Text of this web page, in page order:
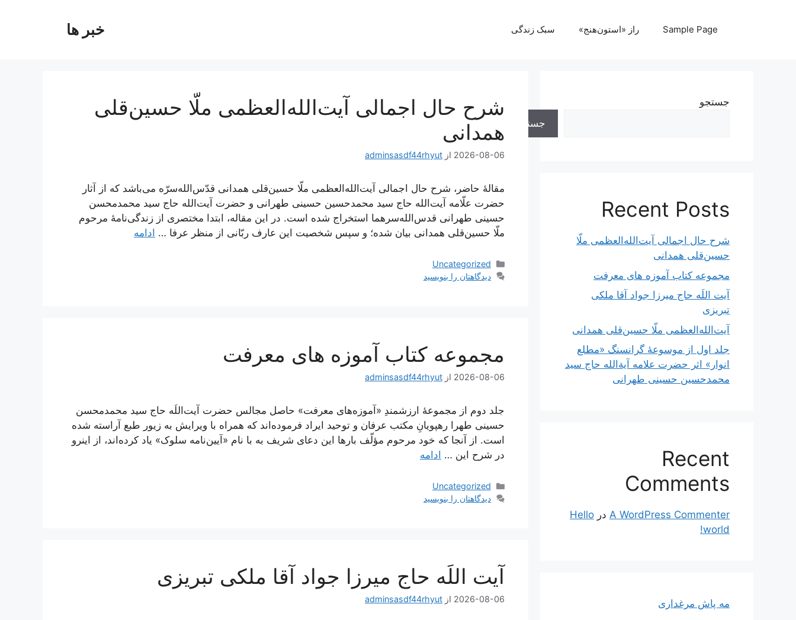
خبر ها Sample Page راز «استون‌هنج» سبک زندگی
شرح حال اجمالی آیت‌الله‌العظمی ملّا حسین‌قلی
همدانی
2026-08-06 از adminsasdf44rhyut
مقالۀ حاضر، شرح حال اجمالی آیت‌الله‌العظمی ملّا حسین‌قلی همدانی قدّس‌الله‌سرّه می‌باشد که از آثار
حضرت علّامه آیت‌الله حاج سید محمدحسین حسینی طهرانی و حضرت آیت‌الله حاج سید محمدمحسن
حسینی طهرانی قدس‌الله‌سرهما استخراج شده است. در این مقاله، ابتدا مختصری از زندگی‌نامۀ مرحوم
ملّا حسین‌قلی همدانی بیان شده؛ و سپس شخصیت این عارف ربّانی از منظر عرفا … ادامه
دسته‌ها
Uncategorized
دیدگاهتان را بنویسید
مجموعه کتاب آموزه های معرفت
2026-08-06 از adminsasdf44rhyut
جلد دوم از مجموعۀ ارزشمندِ «آموزه‌های معرفت» حاصل مجالس حضرت آیت‌اللَه حاج سید محمدمحسن
حسینی طهرا رهپویانِ مکتب عرفان و توحید ایراد فرموده‌اند که همراه با ویرایش به زیور طبع آراسته شده
است. از آنجا که خود مرحوم مؤلّف بارها این دعای شریف به با نام «آیین‌نامه سلوک» یاد کرده‌اند، از اینرو
در شرح این … ادامه
دسته‌ها
Uncategorized
دیدگاهتان را بنویسید
آیت اللَه حاج میرزا جواد آقا ملکی تبریزی
2026-08-06 از adminsasdf44rhyut
جستجو
جستجو
Recent Posts
شرح حال اجمالی آیت‌الله‌العظمی ملّا
حسین‌قلی همدانی
مجموعه کتاب آموزه های معرفت
آیت اللَه حاج میرزا جواد آقا ملکی
تبریزی
آیت‌الله‌العظمی ملّا حسین‌قلی همدانی
جلد اول از موسوعۀ گرانسنگ «مطلع
انوار» اثر حضرت علامه آیة‌الله حاج سید
محمدحسین حسینی طهرانی
Recent
Comments
A WordPress Commenter در Hello
world!
مه پاش مرغداری